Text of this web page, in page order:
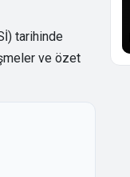
tarihinde
ve özet